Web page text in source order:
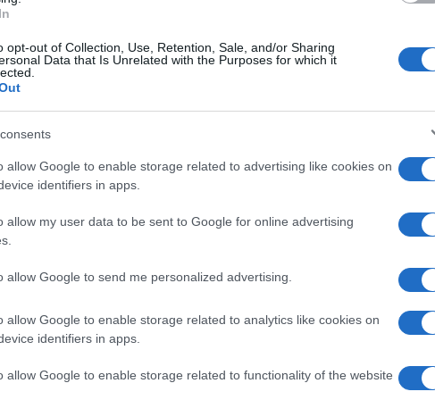
opt-out of Collection, Use, Retention, Sale, and/or Sharing
Data that Is Unrelated with the Purposes for which it
allow Google to enable storage related to advertising like cookies on
identifiers in apps.
allow my user data to be sent to Google for online advertising
allow Google to send me personalized advertising.
allow Google to enable storage related to analytics like cookies on
identifiers in apps.
allow Google to enable storage related to functionality of the website
il manager Francesco Profumo. Entrambi sarebbero
militari con la Colombia. Con il ruolo, a quanto riporta
Nei loro confronti la Procura di Napoli, che
di perquisizione. Che la Digos del capoluogo partenopeo
uffici di Roma dei due.
anche a Giuseppe Giordo, ex direttore del Settore
Agli indagati, secondo le anticipazioni del Corriere.it,
titolo, la vendita al governo del paese sudamericano
Tra questi, aerei M 346 e piccoli sommergibili.
gli accordi per le forniture, per un valore di 4
Città italiane con più multe, la posizione